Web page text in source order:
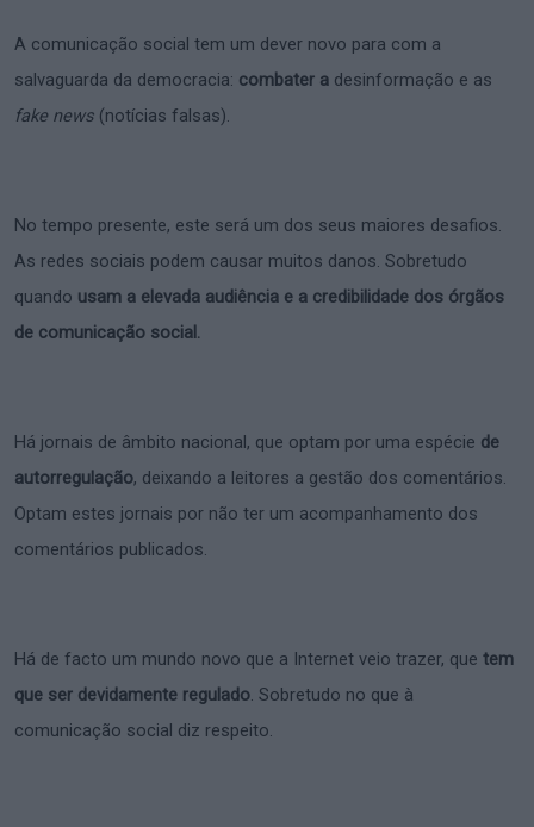
A comunicação social tem um dever novo para com a
salvaguarda da democracia: combater a desinformação e as
fake news (notícias falsas).
No tempo presente, este será um dos seus maiores desafios.
As redes sociais podem causar muitos danos. Sobretudo
quando usam a elevada audiência e a credibilidade dos órgãos
de comunicação social.
Há jornais de âmbito nacional, que optam por uma espécie de
autorregulação, deixando a leitores a gestão dos comentários.
Optam estes jornais por não ter um acompanhamento dos
comentários publicados.
Há de facto um mundo novo que a Internet veio trazer, que tem
que ser devidamente regulado. Sobretudo no que à
comunicação social diz respeito.